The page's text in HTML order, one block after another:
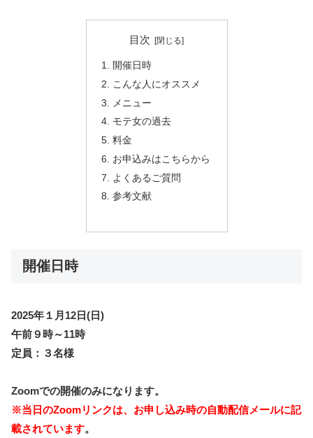
目次
開催日時
こんな人にオススメ
メニュー
モテ女の過去
料金
お申込みはこちらから
よくあるご質問
参考文献
開催日時
2025年１月12日(日)
午前９時～11時
定員：３名様
Zoomでの開催のみになります。
※当日のZoomリンクは、お申し込み時の自動配信メールに記
載されています。